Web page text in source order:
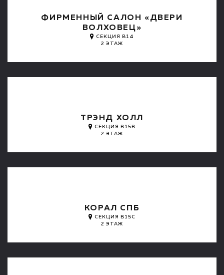
ФИРМЕННЫЙ САЛОН «ДВЕРИ
ВОЛХОВЕЦ»
СЕКЦИЯ B14
2 ЭТАЖ
ТРЭНД ХОЛЛ
СЕКЦИЯ B15B
2 ЭТАЖ
КОРАЛ СПБ
СЕКЦИЯ B15C
2 ЭТАЖ